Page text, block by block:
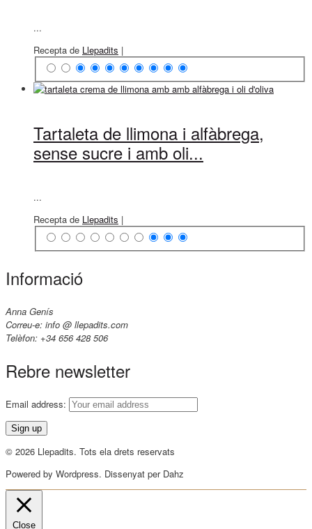
...
Recepta de Llepadits |
Tartaleta de llimona i alfàbrega,
sense sucre i amb oli...
...
Recepta de Llepadits |
Informació
Anna Genís
Correu-e: info @ llepadits.com
Telèfon: +34 656 428 506
Rebre newsletter
Email address:
© 2026 Llepadits. Tots ela drets reservats
Powered by Wordpress. Dissenyat per Dahz
Close